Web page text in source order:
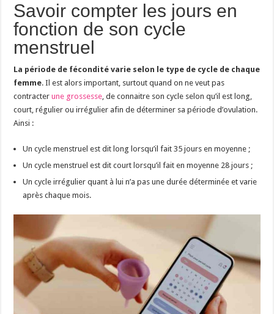
Savoir compter les jours en
fonction de son cycle
menstruel
La période de fécondité varie selon le type de cycle de chaque
femme. Il est alors important, surtout quand on ne veut pas
contracterune grossesse, de connaitre son cycle selon qu’il est long,
court, régulier ou irrégulier afin de déterminer sa période d’ovulation.
Ainsi :
Un cycle menstruel est dit long lorsqu’il fait 35 jours en moyenne ;
Un cycle menstruel est dit court lorsqu’il fait en moyenne 28 jours ;
Un cycle irrégulier quant à lui n’a pas une durée déterminée et varie
après chaque mois.